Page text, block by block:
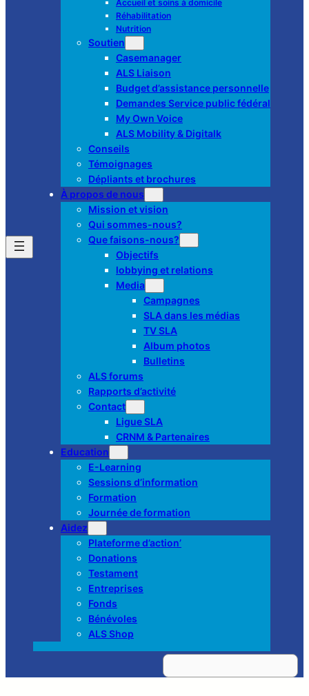
Accueil et soins à domicile
Réhabilitation
Nutrition
Soutien
Casemanager
ALS Liaison
Budget d’assistance personnelle
Demandes Service public fédéral
My Own Voice
ALS Mobility & Digitalk
Conseils
Témoignages
Dépliants et brochures
À propos de nous
Mission et vision
Qui sommes-nous?
Que faisons-nous?
Objectifs
lobbying et relations
Media
Campagnes
SLA dans les médias
TV SLA
Album photos
Bulletins
ALS forums
Rapports d’activité
Contact
Ligue SLA
CRNM & Partenaires
Education
E-Learning
Sessions d’information
Formation
Journée de formation
Aidez
Plateforme d’action’
Donations
Testament
Entreprises
Fonds
Bénévoles
ALS Shop
Z
e